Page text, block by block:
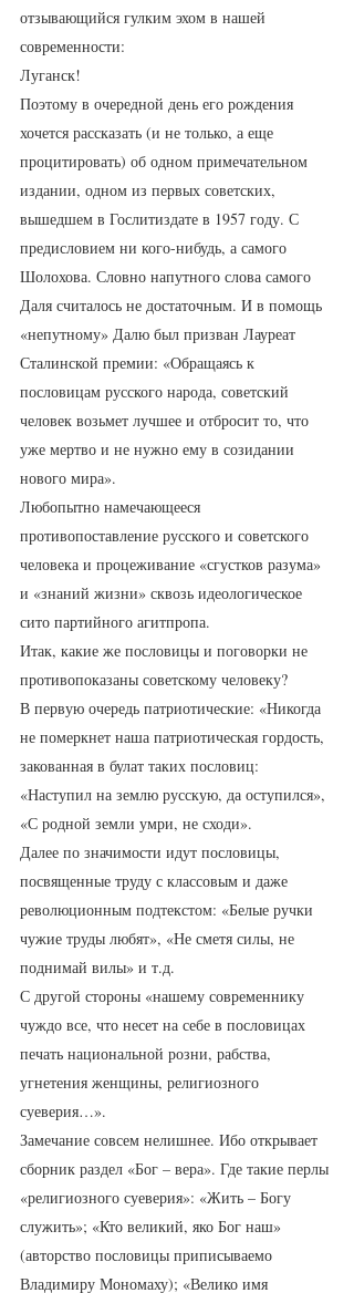
отзывающийся гулким эхом в нашей
современности:
Луганск!
Поэтому в очередной день его рождения
хочется рассказать (и не только, а еще
процитировать) об одном примечательном
издании, одном из первых советских,
вышедшем в Гослитиздате в 1957 году. С
предисловием ни кого-нибудь, а самого
Шолохова. Словно напутного слова самого
Даля считалось не достаточным. И в помощь
«непутному» Далю был призван Лауреат
Сталинской премии: «Обращаясь к
пословицам русского народа, советский
человек возьмет лучшее и отбросит то, что
уже мертво и не нужно ему в созидании
нового мира».
Любопытно намечающееся
противопоставление русского и советского
человека и процеживание «сгустков разума»
и «знаний жизни» сквозь идеологическое
сито партийного агитпропа.
Итак, какие же пословицы и поговорки не
противопоказаны советскому человеку?
В первую очередь патриотические: «Никогда
не померкнет наша патриотическая гордость,
закованная в булат таких пословиц:
«Наступил на землю русскую, да оступился»,
«С родной земли умри, не сходи».
Далее по значимости идут пословицы,
посвященные труду с классовым и даже
революционным подтекстом: «Белые ручки
чужие труды любят», «Не сметя силы, не
поднимай вилы» и т.д.
С другой стороны «нашему современнику
чуждо все, что несет на себе в пословицах
печать национальной розни, рабства,
угнетения женщины, религиозного
суеверия…».
Замечание совсем нелишнее. Ибо открывает
сборник раздел «Бог – вера». Где такие перлы
«религиозного суеверия»: «Жить – Богу
служить»; «Кто великий, яко Бог наш»
(авторство пословицы приписываемо
Владимиру Мономаху); «Велико имя